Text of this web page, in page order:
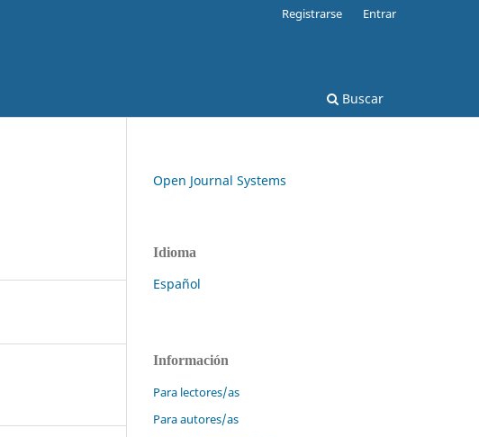
Buscar
Registrarse Entrar
Open Journal Systems
Idioma
Español
Información
Para lectores/as
Para autores/as